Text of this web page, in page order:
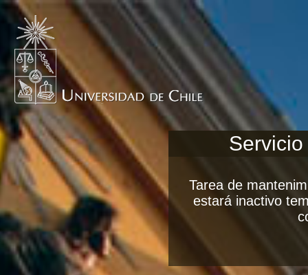
Tarea de
estará inactivo